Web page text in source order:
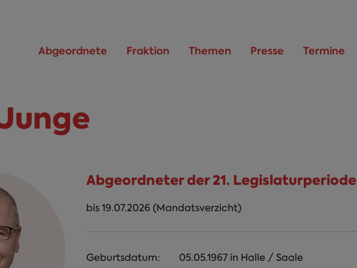
Abgeordnete Fraktion Themen Presse Termine
Abgeordneter der 21. Legislaturperiode
bis 19.07.2026 (Mandatsverzicht)
Geburtsdatum: 05.05.1967 in Halle / Saale